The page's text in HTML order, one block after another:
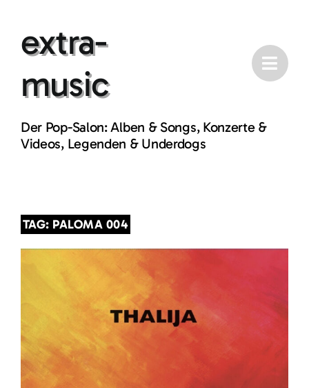
contentextra-
music
Der Pop-Salon: Alben & Songs, Konzerte &
Videos, Legenden & Underdogs
TAG: PALOMA 004